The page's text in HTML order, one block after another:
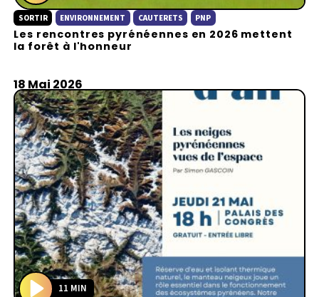
P
l
a
SORTIR ENVIRONNEMENT CAUTERETS PNP
Les rencontres pyrénéennes en 2026 mettent
la forêt à l'honneur
18 Mai 2026
11 MIN